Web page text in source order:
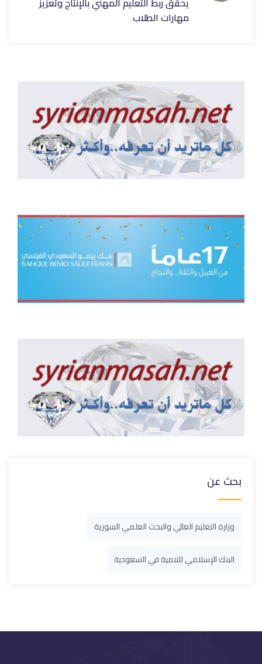
مهارات الطلاب
بحث عن
وزارة التعليم العالي والبحث العلمي السورية
البنك الإسلامي للتنمية في السعودية